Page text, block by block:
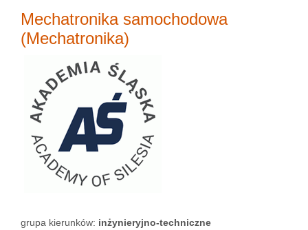
Mechatronika samochodowa
(Mechatronika)
grupa kierunków: inżynieryjno-techniczne